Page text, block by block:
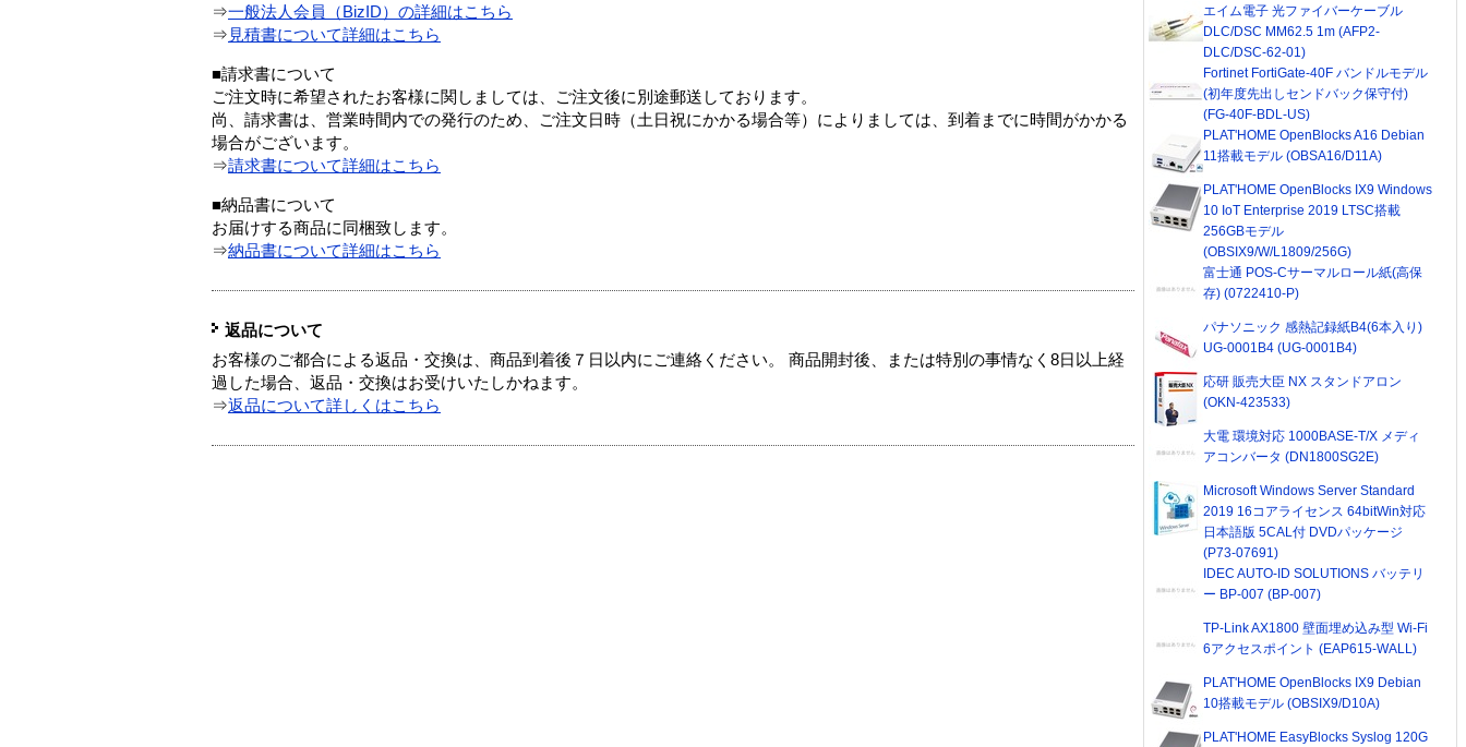
⇒一般法人会員（BizID）の詳細はこちら
⇒ 見積書について詳細はこちら
■請求書について
ご注文時に希望されたお客様に関しましては、ご注文後に別途郵送しております。
尚、請求書は、営業時間内での発行のため、ご注文日時（土日祝にかかる場合等）によりましては、到着までに時間がかかる
場合がございます。
⇒請求書について詳細はこちら
■納品書について
お届けする商品に同梱致します。
⇒納品書について詳細はこちら
返品について
お客様のご都合による返品・交換は、商品到着後７日以内にご連絡ください。 商品開封後、または特別の事情なく8日以上経
過した場合、返品・交換はお受けいたしかねます。
⇒返品について詳しくはこちら
エイム電子 光ファイバーケーブル
DLC/DSC MM62.5 1m (AFP2-
DLC/DSC-62-01)
Fortinet FortiGate-40F バンドルモデル
(初年度先出しセンドバック保守付)
(FG-40F-BDL-US)
PLAT'HOME OpenBlocks A16 Debian
11搭載モデル (OBSA16/D11A)
PLAT'HOME OpenBlocks IX9 Windows
10 IoT Enterprise 2019 LTSC搭載
256GBモデル
(OBSIX9/W/L1809/256G)
富士通 POS-Cサーマルロール紙(高保
存) (0722410-P)
パナソニック 感熱記録紙B4(6本入り)
UG-0001B4 (UG-0001B4)
応研 販売大臣 NX スタンドアロン
(OKN-423533)
大電 環境対応 1000BASE-T/X メディ
アコンバータ (DN1800SG2E)
Microsoft Windows Server Standard
2019 16コアライセンス 64bitWin対応
日本語版 5CAL付 DVDパッケージ
(P73-07691)
IDEC AUTO-ID SOLUTIONS バッテリ
ー BP-007 (BP-007)
TP-Link AX1800 壁面埋め込み型 Wi-Fi
6アクセスポイント (EAP615-WALL)
PLAT'HOME OpenBlocks IX9 Debian
10搭載モデル (OBSIX9/D10A)
PLAT'HOME EasyBlocks Syslog 120G